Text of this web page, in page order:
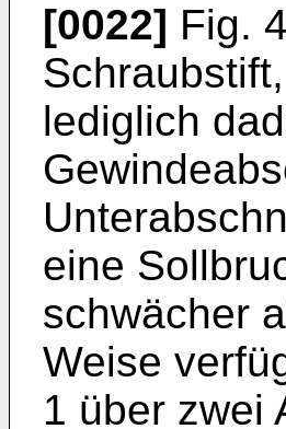
[0022] Fig.
lediglich
eine
schwächer
Weise
1 über zwei